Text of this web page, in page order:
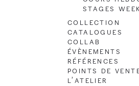
Stages
Collection
Catalogues
Collab
Évènements
Références
Points de
L’atelier